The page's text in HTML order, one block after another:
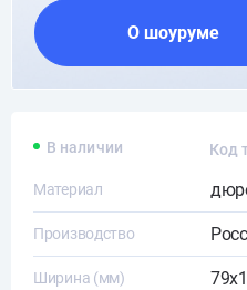
О шоуруме
В наличии Код
Материал
Производство
Ширина (мм)